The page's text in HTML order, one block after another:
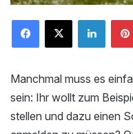
Manchmal muss es
sein: Ihr wollt zum
stellen und dazu einen